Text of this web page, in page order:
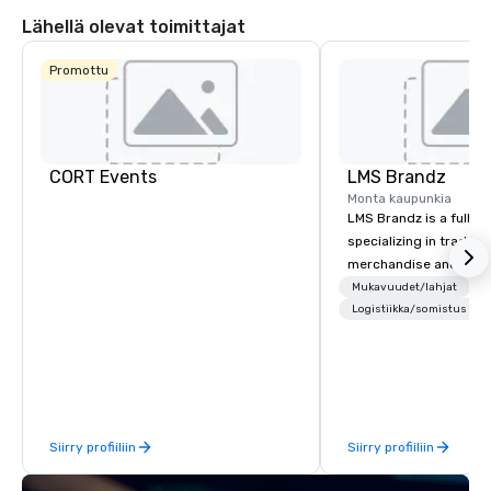
Lähellä olevat toimittajat
Promottu
CORT Events
Siirry profiiliin
LMS Brandz
Monta kaupunkia
LMS Brandz is a full-
specializing in trade
merchandise and
booth giveaways and
to executive gifting,
years of industry
commitment to
Mukavuudet/lahjat
Logistiikka/somistus
Siirry profiiliin